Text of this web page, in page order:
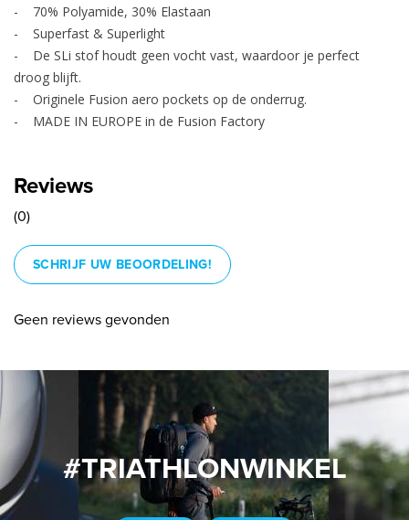
- 70% Polyamide, 30% Elastaan
- Superfast & Superlight
- De SLi stof houdt geen vocht vast, waardoor je perfect
droog blijft.
- Originele Fusion aero pockets op de onderrug.
- MADE IN EUROPE in de Fusion Factory
Reviews
(0)
SCHRIJF UW BEOORDELING!
Geen reviews gevonden
#TRIATHLONWINKEL